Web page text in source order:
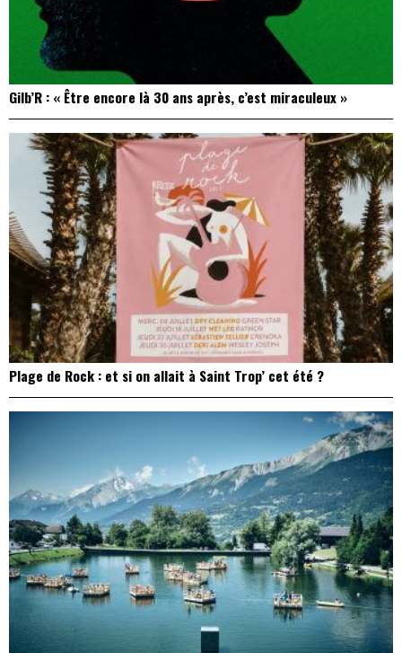
Gilb’R : « Être encore là 30 ans après, c’est miraculeux »
Plage de Rock : et si on allait à Saint Trop’ cet été ?